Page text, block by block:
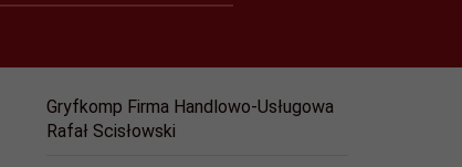
Gryfkomp Firma Handlowo-Usługowa
Rafał Scisłowski